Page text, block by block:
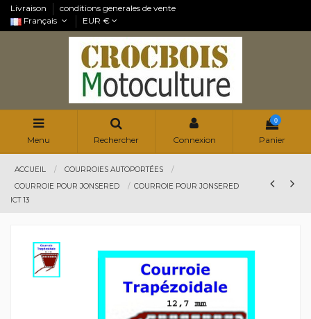
Livraison
conditions generales de vente
Français
EUR €
Menu Rechercher Connexion
0
Panier
ACCUEIL
COURROIES AUTOPORTÉES
COURROIE POUR JONSERED
COURROIE POUR JONSERED
ICT 13